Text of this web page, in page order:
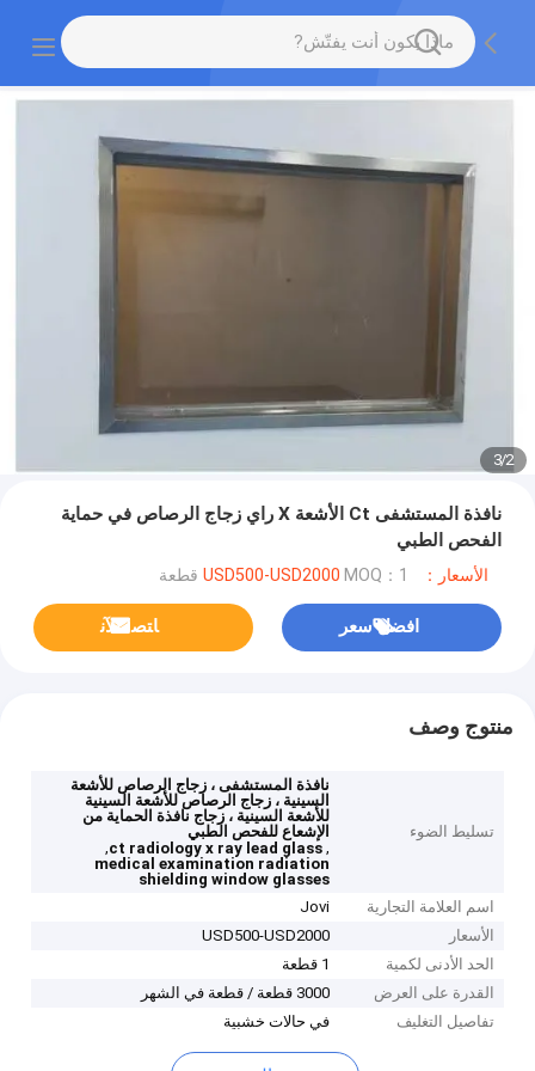
2
/
3
نافذة المستشفى Ct الأشعة X راي زجاج الرصاص في حماية
الفحص الطبي
الأسعار：USD500-USD2000 MOQ：1 قطعة
افضل سعر ﺎﺘﺼﻟ ﺍﻶﻧ
منتوج وصف
تسليط الضوء
نافذة المستشفى ، زجاج الرصاص للأشعة
السينية ، زجاج الرصاص للأشعة السينية
للأشعة السينية ، زجاج نافذة الحماية من
الإشعاع للفحص الطبي
,
ct radiology x ray lead glass
,
medical examination radiation
shielding window glasses
اسم العلامة التجارية
Jovi
الأسعار
USD500-USD2000
الحد الأدنى لكمية
1 قطعة
القدرة على العرض
3000 قطعة / قطعة في الشهر
تفاصيل التغليف
في حالات خشبية